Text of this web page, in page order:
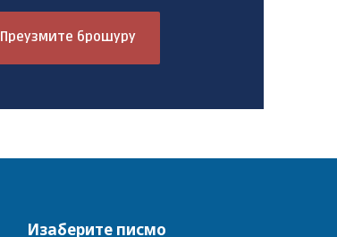
Преузмите брошуру
Изаберите писмо